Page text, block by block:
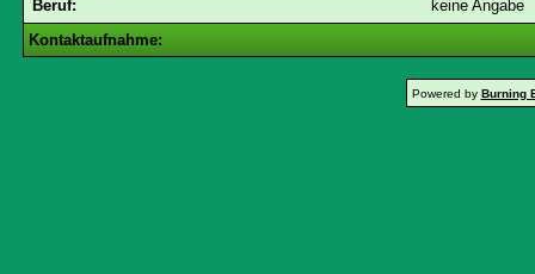
Beruf:
keine Angabe
Kontaktaufnahme:
Powered by Burning